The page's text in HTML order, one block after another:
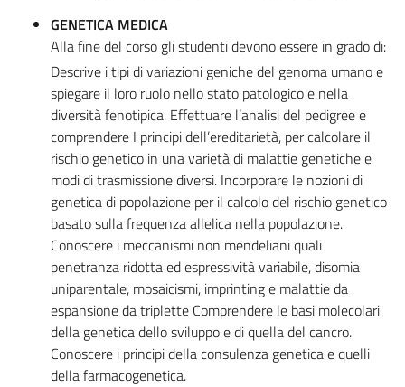
GENETICA MEDICA
Alla fine del corso gli studenti devono essere in grado di:
Descrive i tipi di variazioni geniche del genoma umano e
spiegare il loro ruolo nello stato patologico e nella
diversità fenotipica. Effettuare l’analisi del pedigree e
comprendere I principi dell’ereditarietà, per calcolare il
rischio genetico in una varietà di malattie genetiche e
modi di trasmissione diversi. Incorporare le nozioni di
genetica di popolazione per il calcolo del rischio genetico
basato sulla frequenza allelica nella popolazione.
Conoscere i meccanismi non mendeliani quali
penetranza ridotta ed espressività variabile, disomia
uniparentale, mosaicismi, imprinting e malattie da
espansione da triplette Comprendere le basi molecolari
della genetica dello sviluppo e di quella del cancro.
Conoscere i principi della consulenza genetica e quelli
della farmacogenetica.